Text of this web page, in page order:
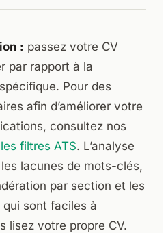
: passez votre CV
par rapport à la
Pour des
afin d’améliorer votre
consultez nos
filtres ATS. L’analyse
lacunes de mots-clés,
par section et les
sont faciles à
lisez votre propre CV.